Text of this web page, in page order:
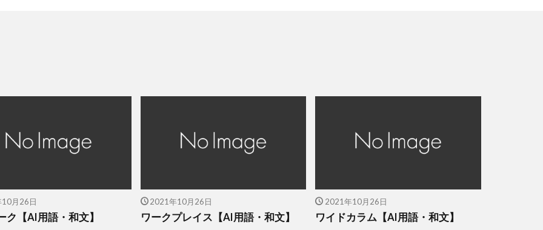
月26日
ク【AI用語・和文】
2021年10月26日
ワークプレイス【AI用語・和文】
2021年10月26日
ワイドカラム【AI用語・和文】